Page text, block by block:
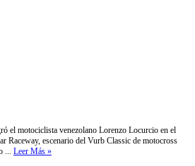
el motociclista venezolano Lorenzo Locurcio en el
Raceway, escenario del Vurb Classic de motocross
... Leer Más »